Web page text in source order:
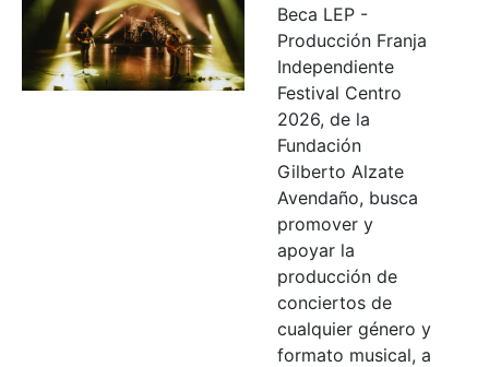
Beca LEP -
Producción Franja
Independiente
Festival Centro
2026, de la
Fundación
Gilberto Alzate
Avendaño, busca
promover y
apoyar la
producción de
conciertos de
cualquier género y
formato musical, a